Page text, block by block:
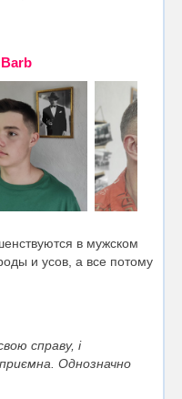
в мужском
и усов, а все потому
справу, і
Однозначно